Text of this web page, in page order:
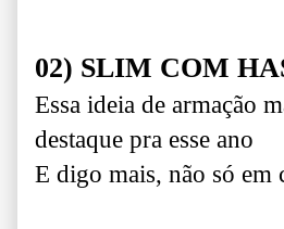
02) SLIM COM
Essa ideia de armação
destaque pra esse ano
E digo mais, não só em